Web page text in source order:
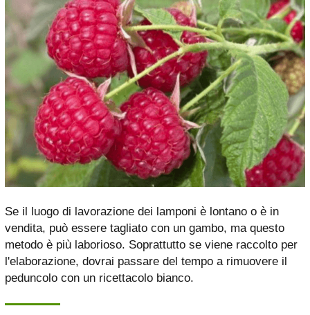
Se il luogo di lavorazione dei lamponi è lontano o è in
vendita, può essere tagliato con un gambo, ma questo
metodo è più laborioso. Soprattutto se viene raccolto per
l'elaborazione, dovrai passare del tempo a rimuovere il
peduncolo con un ricettacolo bianco.